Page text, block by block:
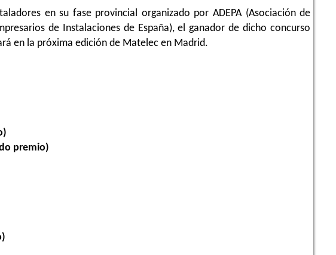
en su fase provincial organizado por ADEPA (Asociación de
de Instalaciones de España), el ganador de dicho concurso
en la próxima edición de Matelec en Madrid.
premio)